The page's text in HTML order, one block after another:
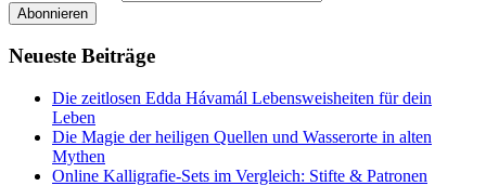
Neueste Beiträge
Die zeitlosen Edda Hávamál Lebensweisheiten für dein
Leben
Die Magie der heiligen Quellen und Wasserorte in alten
Mythen
Online Kalligrafie‑Sets im Vergleich: Stifte & Patronen